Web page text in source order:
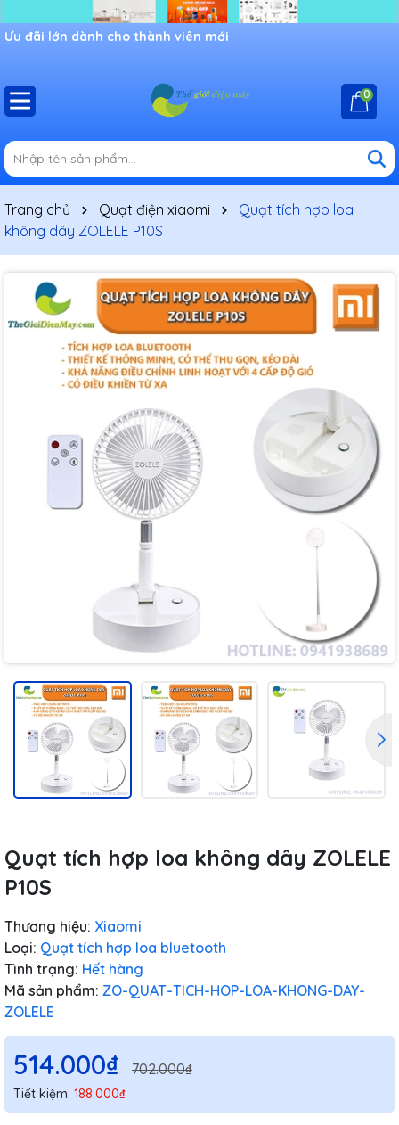
Ưu đãi lớn dành cho thành viên mới
0
Trang chủ Quạt điện xiaomi
Quạt tích hợp loa
không dây ZOLELE P10S
Quạt tích hợp loa không dây ZOLELE
P10S
Thương hiệu: Xiaomi
Loại: Quạt tích hợp loa bluetooth
Tình trạng: Hết hàng
Mã sản phẩm: ZO-QUAT-TICH-HOP-LOA-KHONG-DAY-
ZOLELE
514.000₫ 702.000₫
Tiết kiệm: 188.000₫